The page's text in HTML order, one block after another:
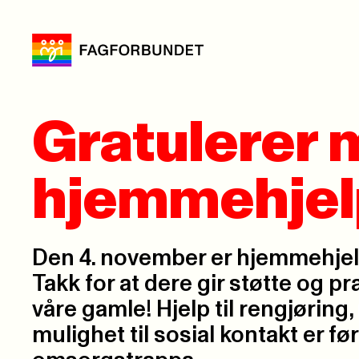
Gratulerer
Den 4. november er
Takk for at dere gir støtte og
våre gamle! Hjelp til
mulighet til sosial kontakt er